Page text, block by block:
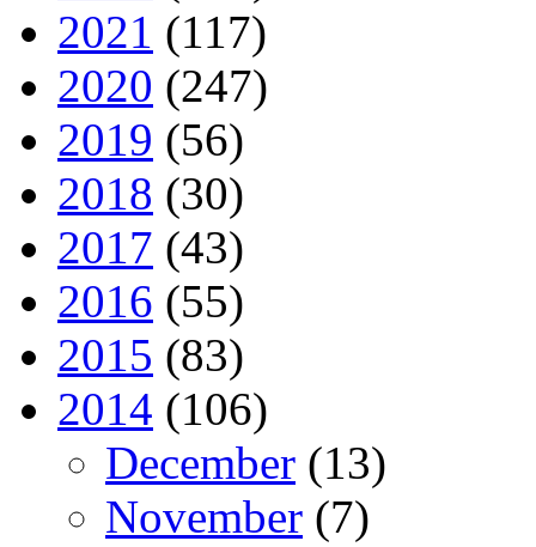
2021 (117)
2020 (247)
2019 (56)
2018 (30)
2017 (43)
2016 (55)
2015 (83)
2014 (106)
December (13)
November (7)